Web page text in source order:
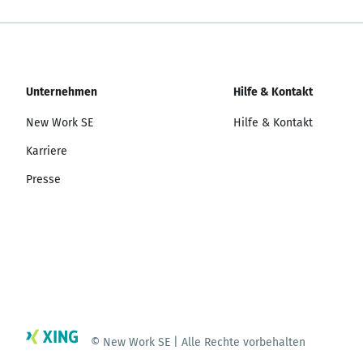
Unternehmen
New Work SE
Karriere
Presse
Hilfe & Kontakt
Hilfe & Kontakt
© New Work SE | Alle Rechte vorbehalten